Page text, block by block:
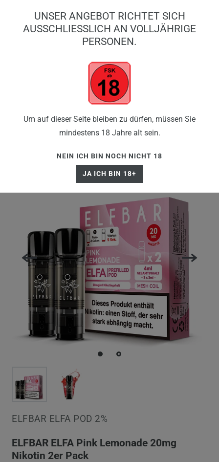
0
0,00 EUR
ELFBAR ELFA POD 2%
ELFBAR ELFA Pink Lemonade 20mg
Nikotin 2er Pack
UNSER ANGEBOT RICHTET SICH
AUSSCHLIESSLICH AN VOLLJÄHRIGE P
ERSONEN.
Um auf dieser Seite bleiben zu dürfen, müssen Sie
mindestens 18 Jahre alt sein.
NEIN ICH BIN NOCH NICHT 18
JA ICH BIN 18+